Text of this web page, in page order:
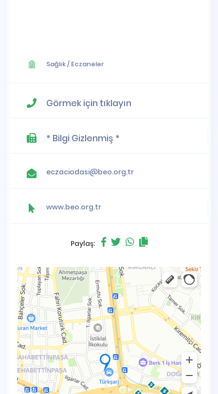
Sağlık/ Eczaneler
Görmek için tıklayın
* Bilgi Gizlenmiş *
eczaciodasi@beo.org.tr
www.beo.org.tr
Paylaş: